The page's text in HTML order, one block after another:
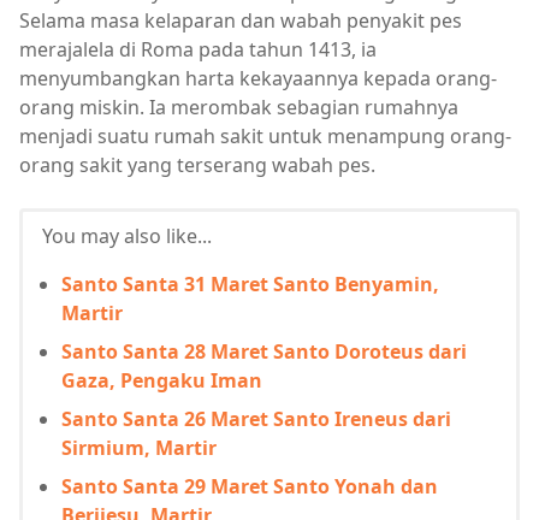
Selama masa kelaparan dan wabah penyakit pes
merajalela di Roma pada tahun 1413, ia
menyumbangkan harta kekayaannya kepada orang-
orang miskin. Ia merombak sebagian rumahnya
menjadi suatu rumah sakit untuk menampung orang-
orang sakit yang terserang wabah pes.
You may also like...
Santo Santa 31 Maret Santo Benyamin,
Martir
Santo Santa 28 Maret Santo Doroteus dari
Gaza, Pengaku Iman
Santo Santa 26 Maret Santo Ireneus dari
Sirmium, Martir
Santo Santa 29 Maret Santo Yonah dan
Berijesu, Martir